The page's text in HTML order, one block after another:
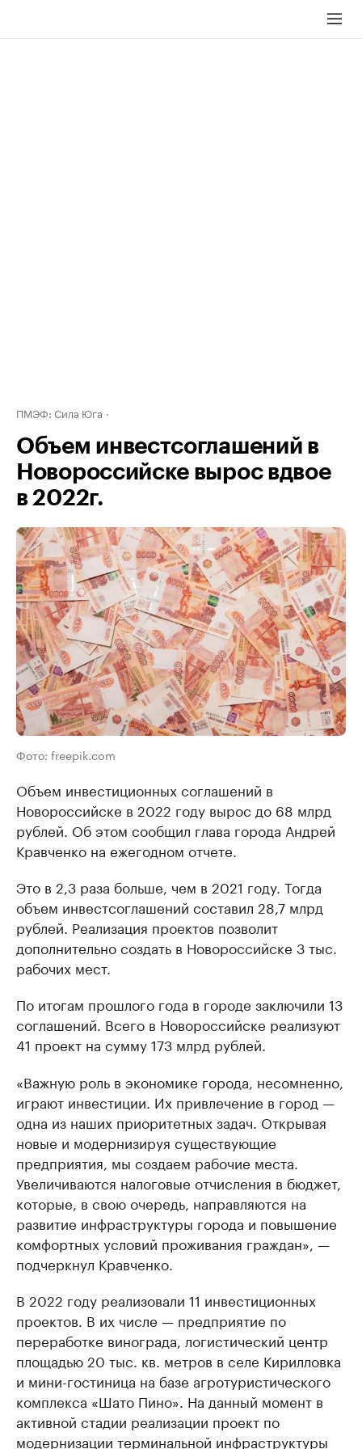
ПМЭФ: Сила Юга
Объем инвестсоглашений в
Новороссийске вырос вдвое
в 2022г.
Фото: freepik.com
Объем инвестиционных соглашений в
Новороссийске в 2022 году вырос до 68 млрд
рублей. Об этом сообщил глава города Андрей
Кравченко на ежегодном отчете.
Это в 2,3 раза больше, чем в 2021 году. Тогда
объем инвестсоглашений составил 28,7 млрд
рублей. Реализация проектов позволит
дополнительно создать в Новороссийске 3 тыс.
рабочих мест.
По итогам прошлого года в городе заключили 13
соглашений. Всего в Новороссийске реализуют
41 проект на сумму 173 млрд рублей.
«Важную роль в экономике города, несомненно,
играют инвестиции. Их привлечение в город —
одна из наших приоритетных задач. Открывая
новые и модернизируя существующие
предприятия, мы создаем рабочие места.
Увеличиваются налоговые отчисления в бюджет,
которые, в свою очередь, направляются на
развитие инфраструктуры города и повышение
комфортных условий проживания граждан», —
подчеркнул Кравченко.
В 2022 году реализовали 11 инвестиционных
проектов. В их числе — предприятие по
переработке винограда, логистический центр
площадью 20 тыс. кв. метров в селе Кирилловка
и мини-гостиница на базе агротуристического
комплекса «Шато Пино». На данный момент в
активной стадии реализации проект по
модернизации терминальной инфраструктуры